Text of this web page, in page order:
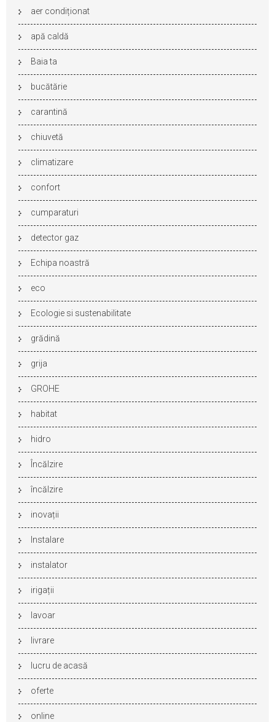
aer condiționat
apă caldă
Baia ta
bucătărie
carantină
chiuvetă
climatizare
confort
cumparaturi
detector gaz
Echipa noastră
eco
Ecologie si sustenabilitate
grădină
grija
GROHE
habitat
hidro
Încălzire
încălzire
inovații
Instalare
instalator
irigații
lavoar
livrare
lucru de acasă
oferte
online